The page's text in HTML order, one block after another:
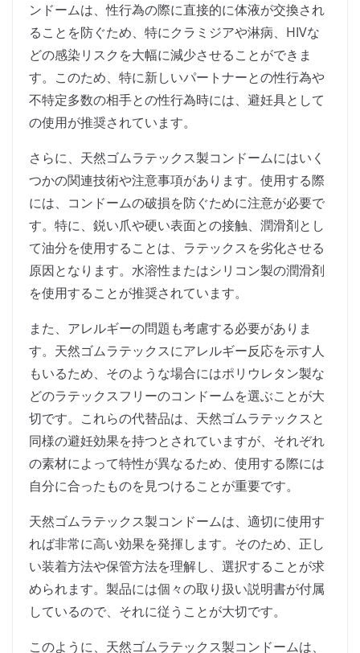
ンドームは、性行為の際に直接的に体液が交換され
ることを防ぐため、特にクラミジアや淋病、HIVな
どの感染リスクを大幅に減少させることができま
す。このため、特に新しいパートナーとの性行為や
不特定多数の相手との性行為時には、避妊具として
の使用が推奨されています。
さらに、天然ゴムラテックス製コンドームにはいく
つかの関連技術や注意事項があります。使用する際
には、コンドームの破損を防ぐために注意が必要で
す。特に、鋭い爪や硬い表面との接触、潤滑剤とし
て油分を使用することは、ラテックスを劣化させる
原因となります。水溶性またはシリコン製の潤滑剤
を使用することが推奨されています。
また、アレルギーの問題も考慮する必要がありま
す。天然ゴムラテックスにアレルギー反応を示す人
もいるため、そのような場合にはポリウレタン製な
どのラテックスフリーのコンドームを選ぶことが大
切です。これらの代替品は、天然ゴムラテックスと
同様の避妊効果を持つとされていますが、それぞれ
の素材によって特性が異なるため、使用する際には
自分に合ったものを見つけることが重要です。
天然ゴムラテックス製コンドームは、適切に使用す
れば非常に高い効果を発揮します。そのため、正し
い装着方法や保管方法を理解し、選択することが求
められます。製品には個々の取り扱い説明書が付属
しているので、それに従うことが大切です。
このように、天然ゴムラテックス製コンドームは、